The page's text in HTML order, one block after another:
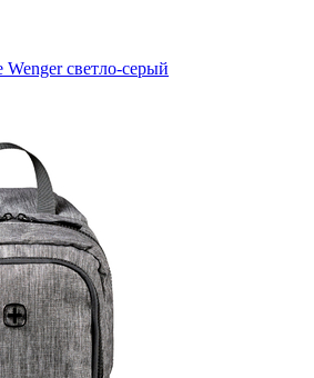
светло-серый